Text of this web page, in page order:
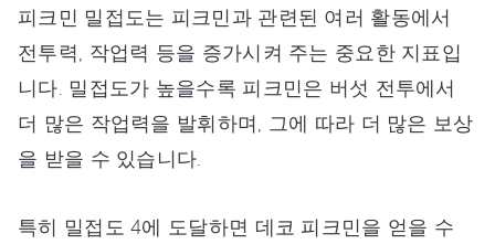
피크민 밀접도는 피크민과 관련된 여러 활동에서
전투력, 작업력 등을 증가시켜 주는 중요한 지표입
니다. 밀접도가 높을수록 피크민은 버섯 전투에서
더 많은 작업력을 발휘하며, 그에 따라 더 많은 보상
을 받을 수 있습니다.
특히 밀접도 4에 도달하면 데코 피크민을 얻을 수